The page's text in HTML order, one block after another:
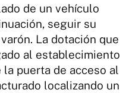
de un vehículo
seguir su
La dotación que
al establecimiento
puerta de acceso al
localizando un